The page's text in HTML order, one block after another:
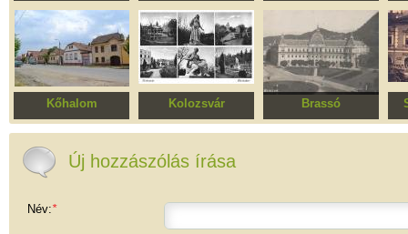
Paulini-ház
Evangélikus
templom, a Domokos
rend egykori
kolostortemploma
Szarvas ház
Kőhalom
Republicii utca
Kolozsvár
Botanikus kert
Brassó
Bolonya-Fellegvár
Új hozzászólás írása
Név:*